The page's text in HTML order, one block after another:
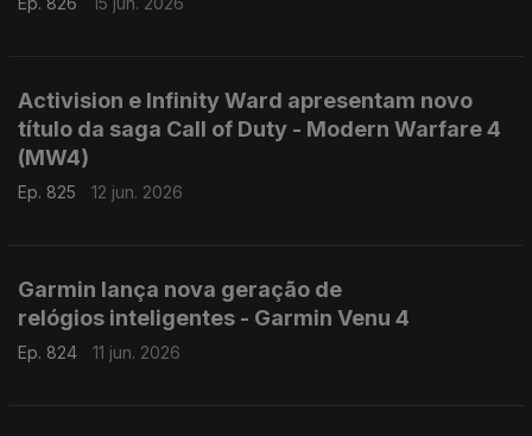
Activision e Infinity Ward apresentam novo
título da saga Call of Duty - Modern Warfare 4
(MW4)
Ep. 825 12 jun. 2026
Garmin lança nova geração de
relógios inteligentes - Garmin Venu 4
Ep. 824 11 jun. 2026